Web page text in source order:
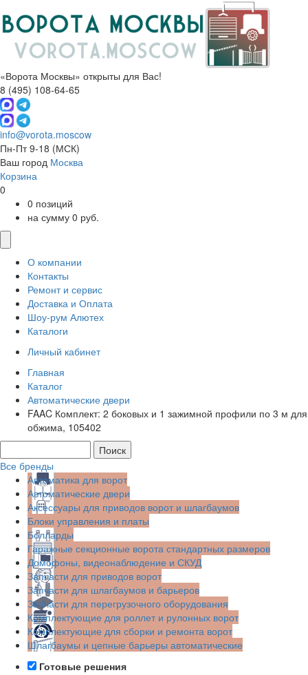
«Ворота Москвы» открыты для Вас!
8 (495) 108-64-65
info@vorota.moscow
Пн-Пт 9-18 (МСК)
Ваш город Москва
Корзина
0
0 позиций
на сумму 0 руб.
О компании
Контакты
Ремонт и сервис
Доставка и Оплата
Шоу-рум Алютех
Каталоги
Личный кабинет
Главная
Каталог
Автоматические двери
FAAC Комплект: 2 боковых и 1 зажимной профили по 3 м для
обжима, 105402
Все бренды
Автоматика для ворот
Автоматические двери
Аксессуары для приводов ворот и шлагбаумов
Блоки управления и платы
Болларды
Гаражные секционные ворота стандартных размеров
Домофоны, видеонаблюдение и СКУД
Запчасти для приводов ворот
Запчасти для шлагбаумов и барьеров
Запчасти для перегрузочного оборудования
Комплектующие для роллет и рулонных ворот
Комплектующие для сборки и ремонта ворот
Шлагбаумы и цепные барьеры автоматические
Готовые решения